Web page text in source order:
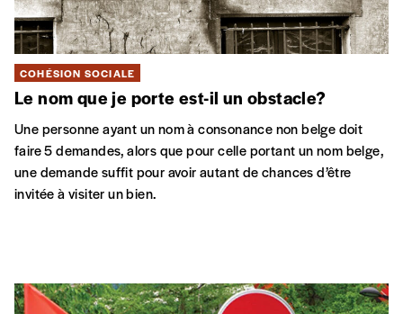
COHÉSION SOCIALE
Le nom que je porte est-il un obstacle?
Une personne ayant un nom à consonance non belge doit
faire 5 demandes, alors que pour celle portant un nom belge,
une demande suffit pour avoir autant de chances d’être
invitée à visiter un bien.